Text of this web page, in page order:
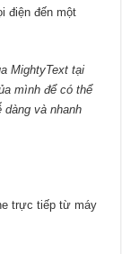
điện đến một
MightyText tại
mình để có thể
và nhanh
trực tiếp từ máy